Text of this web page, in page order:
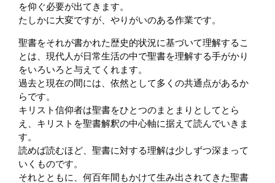
を仰ぐ必要が出てきます。
たしかに大変ですが、やりがいのある作業です。
聖書をそれが書かれた歴史的状況に基づいて理解するこ
とは、現代人が日常生活の中で聖書を理解する手がかり
をいろいろと与えてくれます。
過去と現在の間には、依然として多くの共通点があるか
らです。
キリスト信仰者は聖書をひとつのまとまりとしてとら
え、キリストを聖書解釈の中心軸に据えて読んでいきま
す。
読めば読むほど、聖書に対する理解は少しずつ深まって
いくものです。
それとともに、何百年間もかけて生み出されてきた聖書